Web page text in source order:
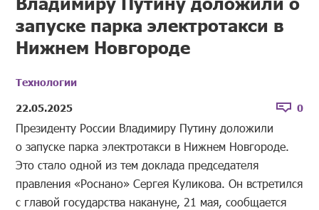
запуске парка электротакси в
Нижнем Новгороде
Технологии
22.05.2025
0
Президенту России Владимиру Путину доложили
о запуске парка электротакси в Нижнем Новгороде.
Это стало одной из тем доклада председателя
правления «Роснано» Сергея Куликова. Он встретился
с главой государства накануне, 21 мая, сообщается